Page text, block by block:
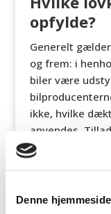
Denne
opfylde?
Generelt
og frem: i
biler være
ikke, hvilke
anvendes.
systemer, så
betingelserne i
eller